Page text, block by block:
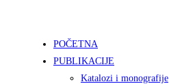
POČETNA
PUBLIKACIJE
Katalozi i monografije